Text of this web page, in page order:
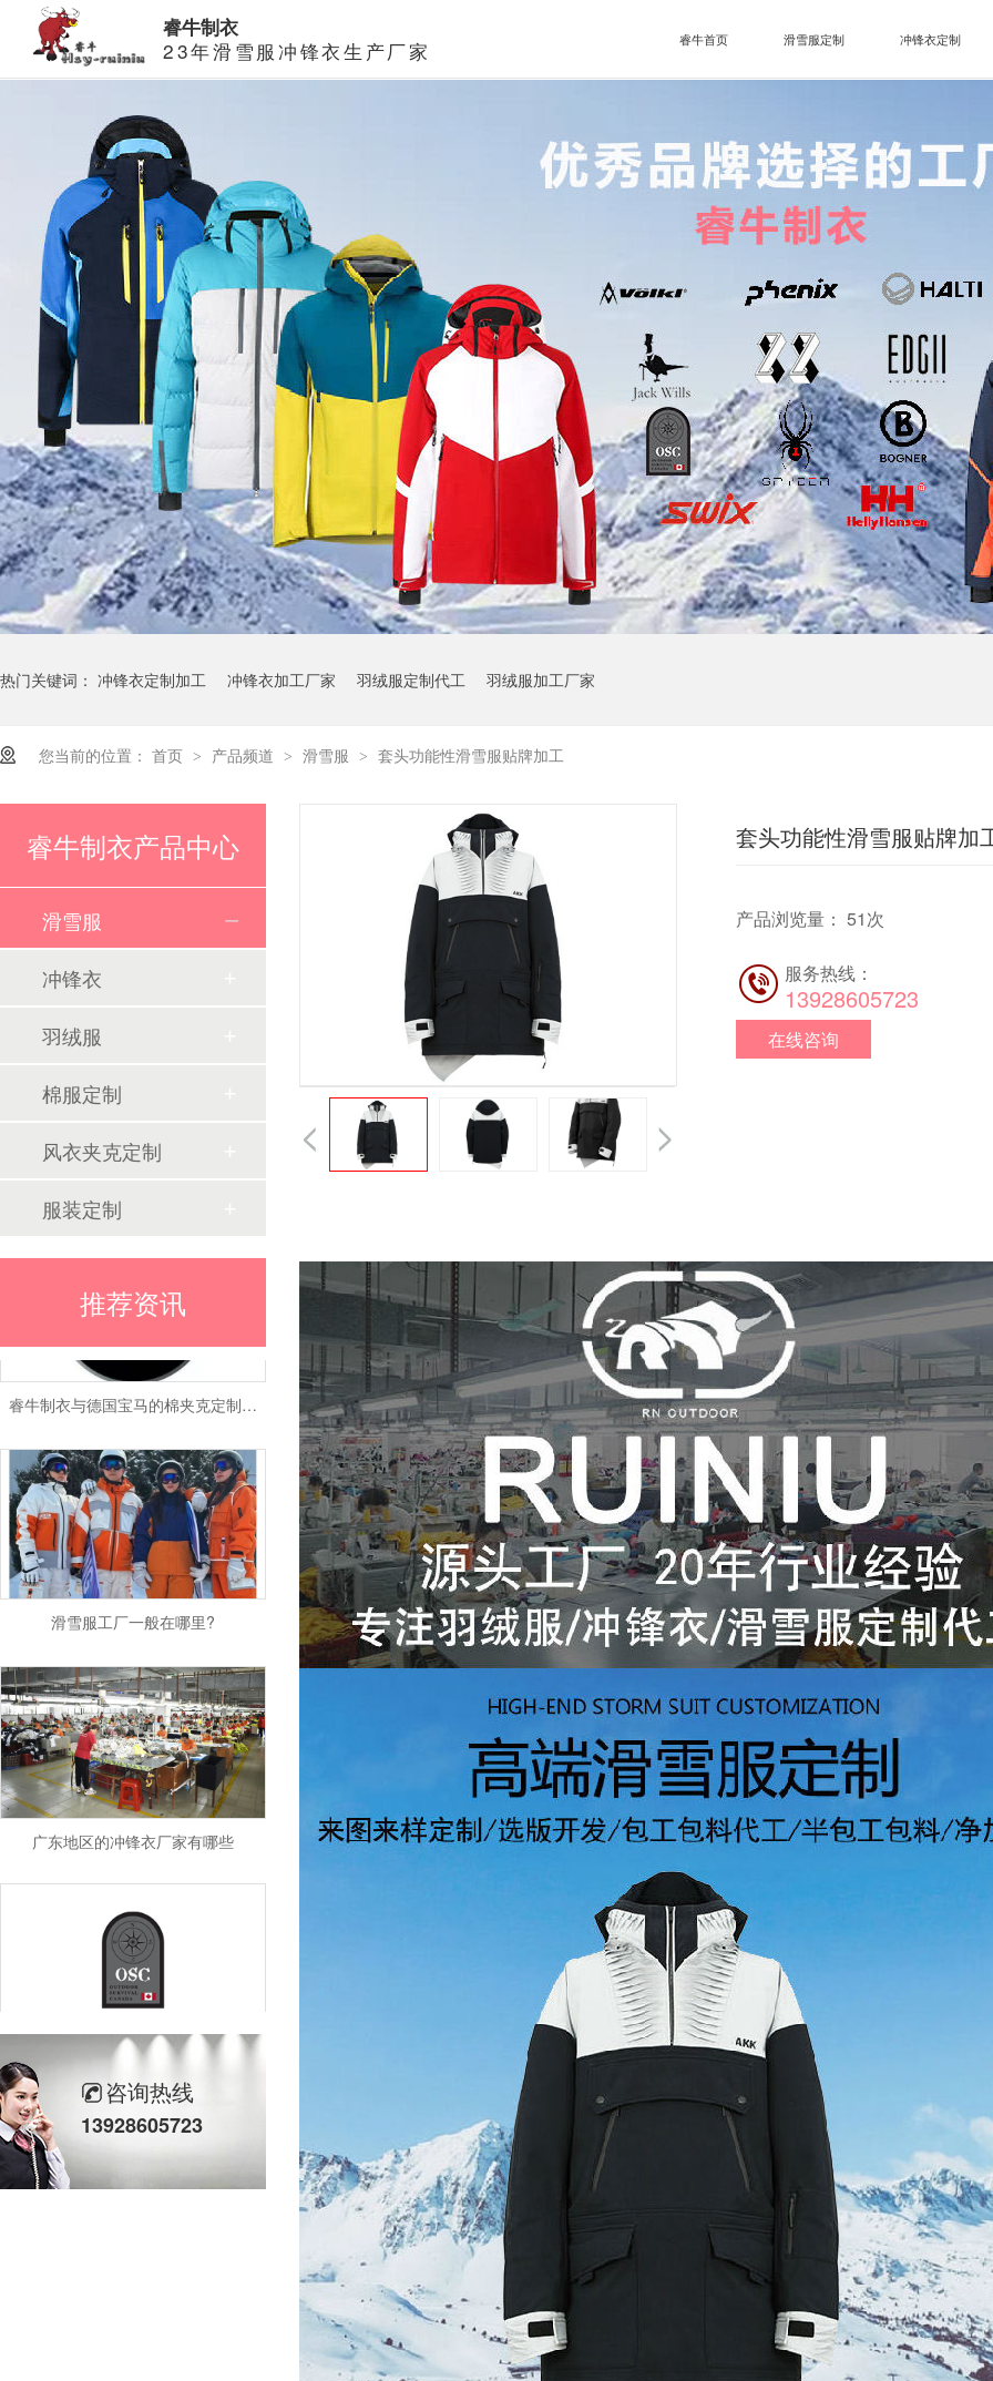
睿牛制衣
23年滑雪服冲锋衣生产厂家 睿牛首页 滑雪服定制 冲锋衣定制
热门关键词： 冲锋衣定制加工 冲锋衣加工厂家 羽绒服定制代工 羽绒服加工厂家
您当前的位置： 首页 > 产品频道 > 滑雪服 > 套头功能性滑雪服贴牌加工
套头功能性滑雪服贴牌加
产品浏览量： 51次
服务热线：
13928605723
在线咨询
睿牛制衣产品中心
滑雪服
冲锋衣
羽绒服
棉服定制
风衣夹克定制
服装定制
推荐资讯
睿牛制衣与德国宝马的棉夹克定制合作
滑雪服工厂一般在哪里?
广东地区的冲锋衣厂家有哪些
咨询热线
13928605723